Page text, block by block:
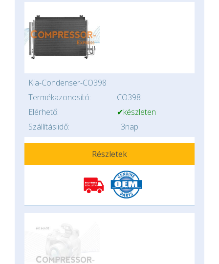
Kia-Condenser-CO398
Termékazonosító:
CO398
Elérhető:
✔készleten
Szállításiidő:
3nap
Részletek